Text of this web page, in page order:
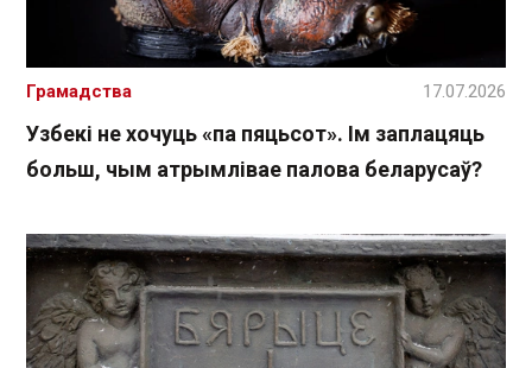
Узбекі не хочуць «па пяцьсот». Ім заплацяць
больш, чым атрымлівае палова беларусаў?
Грамадства 17.07.2026